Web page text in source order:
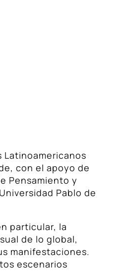
Latinoamericanos
con el apoyo de
Pensamiento y
Pablo de
particular, la
de lo global,
manifestaciones.
escenarios